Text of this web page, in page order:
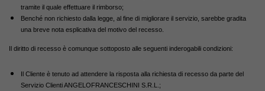
tramite il quale effettuare il rimborso;
Benché non richiesto dalla legge, al fine di migliorare il servizio, sarebbe gradita
una breve nota esplicativa del motivo del recesso.
Il diritto di recesso è comunque sottoposto alle seguenti inderogabili condizioni:
Il Cliente è tenuto ad attendere la risposta alla richiesta di recesso da parte del
Servizio Clienti ANGELOFRANCESCHINI S.R.L.;